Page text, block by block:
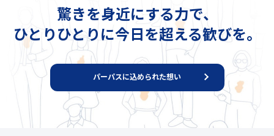
驚きを身近にする力で、
ひとりひとりに今日を超える歓びを。
パーパスに込められた想い